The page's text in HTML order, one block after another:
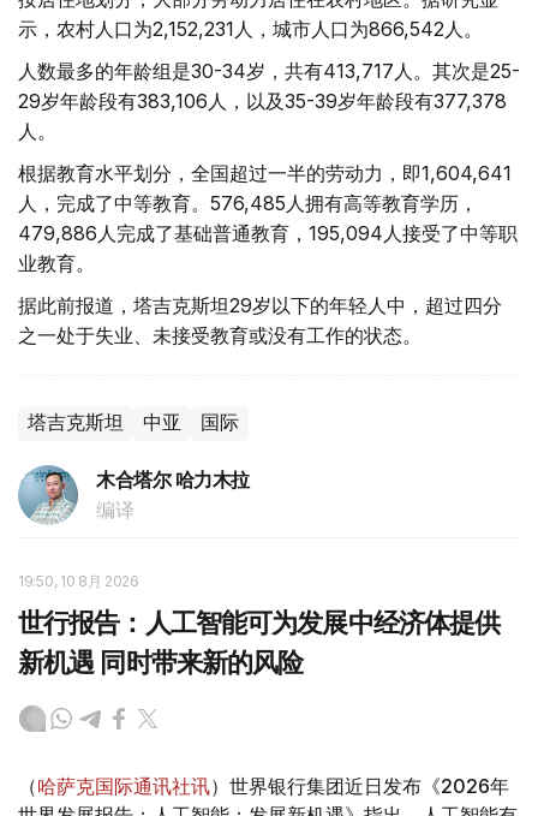
示，农村人口为2,152,231人，城市人口为866,542人。
人数最多的年龄组是30-34岁，共有413,717人。其次是25-
29岁年龄段有383,106人，以及35-39岁年龄段有377,378
人。
根据教育水平划分，全国超过一半的劳动力，即1,604,641
人，完成了中等教育。576,485人拥有高等教育学历，
479,886人完成了基础普通教育，195,094人接受了中等职
业教育。
据此前报道，塔吉克斯坦29岁以下的年轻人中，超过四分
之一处于失业、未接受教育或没有工作的状态。
塔吉克斯坦 中亚 国际
木合塔尔 哈力木拉
编译
19:50, 10 8月 2026
世行报告：人工智能可为发展中经济体提供
新机遇 同时带来新的风险
（哈萨克国际通讯社讯）世界银行集团近日发布《2026年